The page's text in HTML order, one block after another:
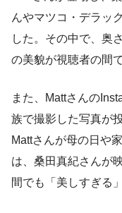
んやマツコ・デラッ
した。その中で、奥
の美貌が視聴者の間
また、Mattさんの
族で撮影した写真が
Mattさんが母の日や
は、桑田真紀さんが
間でも「美しすぎる